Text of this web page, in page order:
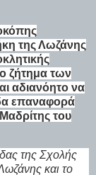
της Λωζάνης
ζήτημα των
αδιανόητο να
επαναφορά
του
της Σχολής
και το